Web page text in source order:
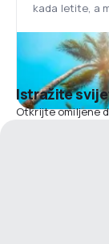
kada letite, a
Istražite
Otkrijte omiljene